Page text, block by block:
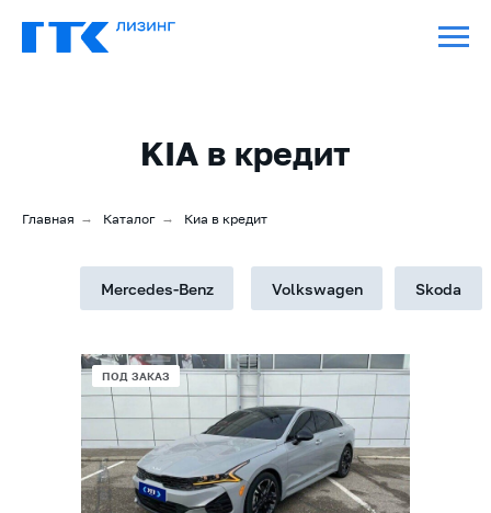
KIA в кредит
Главная → Каталог → Киа в кредит
Mercedes-Benz Volkswagen Skoda
В НАЛИЧИИ
ПОД ЗАКАЗ